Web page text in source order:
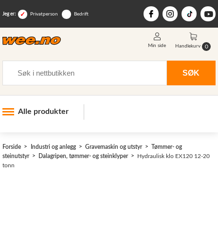
Jeg er: Privatperson Bedrift
SØK
Min side Handlekurv 0
Alle produkter
Skogsutstyr
Forside Industri og anlegg Gravemaskin og utstyr
Tømmer- og
steinutstyr
Dalagripen, tømmer- og steinklyper
Hydraulisk klo EX120 12-20
tonn